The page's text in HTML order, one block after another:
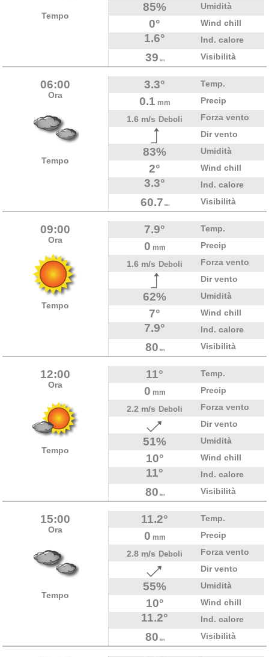
Tempo
85% Umidità
0° Wind chill
1.6° Ind. calore
39 km Visibilità
06:00
Ora
Tempo
3.3° Temp.
0.1 mm
Precip
1.6 m/s Deboli
Forza vento
Dir vento
83% Umidità
2° Wind chill
3.3° Ind. calore
60.7 km Visibilità
09:00
Ora
Tempo
7.9° Temp.
0 mm
Precip
1.6 m/s Deboli
Forza vento
Dir vento
62% Umidità
7° Wind chill
7.9° Ind. calore
80 km Visibilità
12:00
Ora
Tempo
11° Temp.
0 mm
Precip
2.2 m/s Deboli
Forza vento
Dir vento
51% Umidità
10° Wind chill
11° Ind. calore
80 km Visibilità
15:00
Ora
Tempo
11.2° Temp.
0 mm
Precip
2.8 m/s Deboli
Forza vento
Dir vento
55% Umidità
10° Wind chill
11.2° Ind. calore
80 km Visibilità